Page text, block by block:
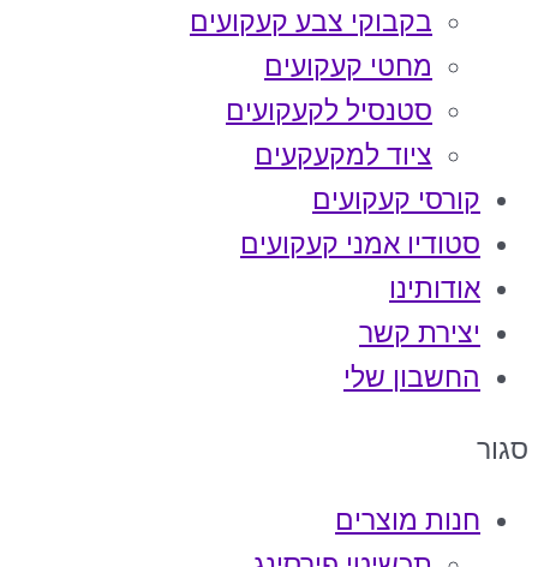
בקבוקי צבע קעקועים
מחטי קעקועים
סטנסיל לקעקועים
ציוד למקעקעים
קורסי קעקועים
סטודיו אמני קעקועים
אודותינו
יצירת קשר
החשבון שלי
סגור
חנות מוצרים